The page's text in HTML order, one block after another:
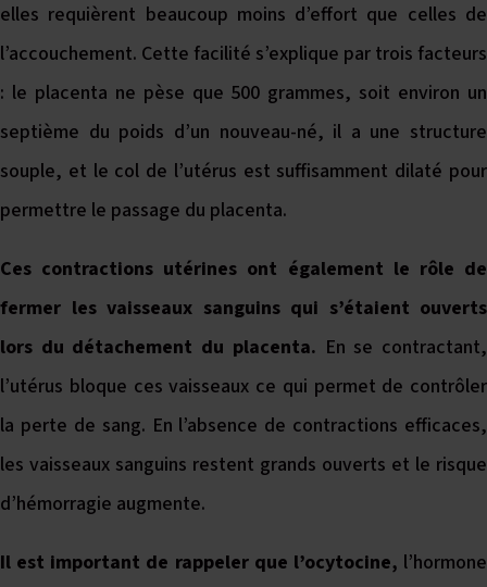
elles requièrent beaucoup moins d’effort que celles de
l’accouchement. Cette facilité s’explique par trois facteurs
: le placenta ne pèse que 500 grammes, soit environ un
septième du poids d’un nouveau-né, il a une structure
souple, et le col de l’utérus est suffisamment dilaté pour
permettre le passage du placenta.
Ces contractions utérines ont également le rôle de
fermer les vaisseaux sanguins qui s’étaient ouverts
lors du détachement du placenta. En se contractant,
l’utérus bloque ces vaisseaux ce qui permet de contrôler
la perte de sang. En l’absence de contractions efficaces,
les vaisseaux sanguins restent grands ouverts et le risque
d’hémorragie augmente.
Il est important de rappeler que l’ocytocine, l’hormone